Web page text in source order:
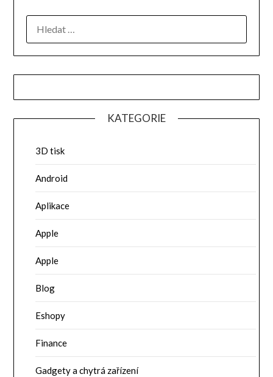
KATEGORIE
3D tisk
Android
Aplikace
Apple
Apple
Blog
Eshopy
Finance
Gadgety a chytrá zařízení